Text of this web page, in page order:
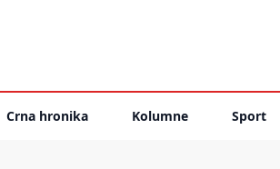
Crna hronika Kolumne Sport